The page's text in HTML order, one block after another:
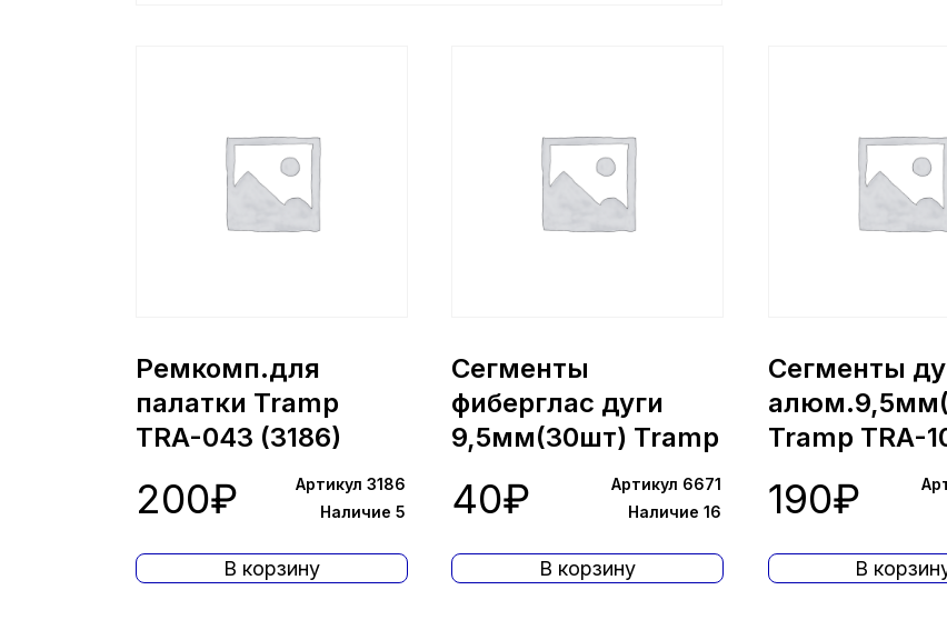
Ремкомп.для
палатки Tramp
TRA-043 (3186)
200₽
Артикул 3186
Наличие 5
В корзину
Сегменты
фиберглас дуги
9,5мм(30шт) Tramp
TRA-011 (6671)
40₽
Артикул 6671
Наличие 16
В корзину
Сегменты
Tramp TRA-
190₽
В